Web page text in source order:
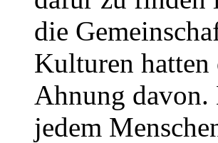
die
Kulturen
Ahnung davon.
jedem